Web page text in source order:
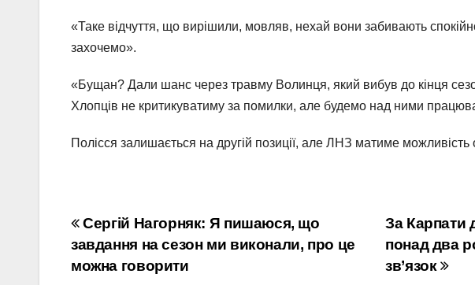
«Таке відчуття, що вирішили, мовляв, нехай вони забивають
захочемо».
«Бущан? Дали шанс через травму Волинця, який вибув до кінця
Хлопців не критикуватиму за помилки, але будемо над ними
Полісся залишається на другій позиції, але ЛНЗ матиме можливість
Навігація
записів
За Карпати
понад два
зв’язок
Сергій Нагорняк: Я пишаюся, що
завдання на сезон ми виконали, про це
можна говорити